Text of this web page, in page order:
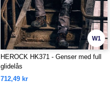
W1
HEROCK HK371 - Genser med full
glidelås
712,49 kr